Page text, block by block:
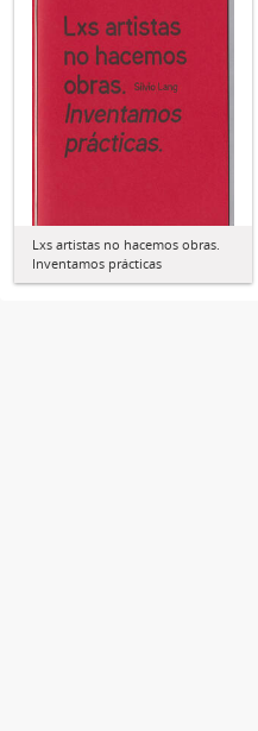
Lxs artistas no hacemos obras.
Inventamos prácticas